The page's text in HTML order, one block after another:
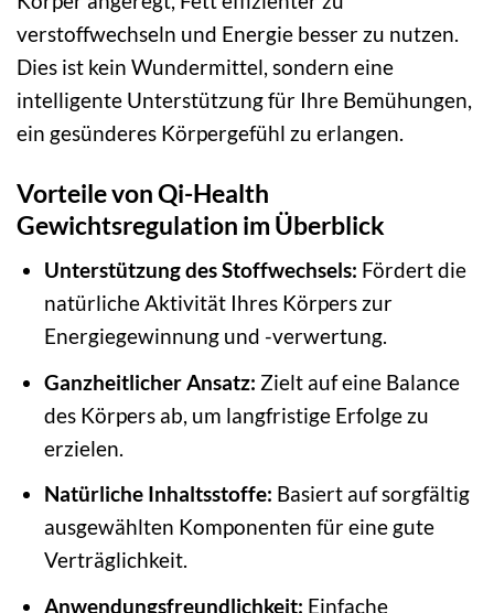
verstoffwechseln und Energie besser zu nutzen.
Dies ist kein Wundermittel, sondern eine
intelligente Unterstützung für Ihre Bemühungen,
ein gesünderes Körpergefühl zu erlangen.
Vorteile von Qi-Health
Gewichtsregulation im Überblick
Unterstützung des Stoffwechsels: Fördert die
natürliche Aktivität Ihres Körpers zur
Energiegewinnung und -verwertung.
Ganzheitlicher Ansatz: Zielt auf eine Balance
des Körpers ab, um langfristige Erfolge zu
erzielen.
Natürliche Inhaltsstoffe: Basiert auf sorgfältig
ausgewählten Komponenten für eine gute
Verträglichkeit.
Anwendungsfreundlichkeit: Einfache